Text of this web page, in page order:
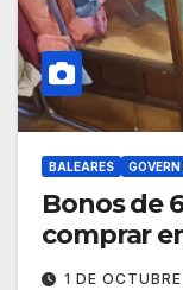
BALEARES
Bonos de
comprar
1 DE